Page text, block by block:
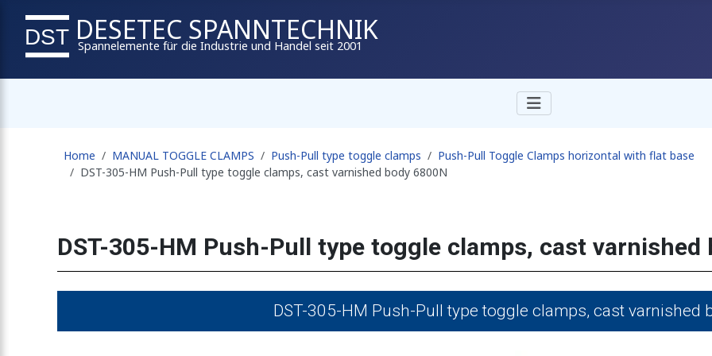
DESETEC SPANNTECHNIK
Spannelemente für die Industrie und Handel seit 2001
Home MANUAL TOGGLE CLAMPS Push-Pull type toggle clamps
Push-Pull Toggle Clamps horizontal with flat base
DST-305-HM Push-Pull type toggle clamps, cast varnished body 6800N
DST-305-HM Push-Pull type toggle clamps, cast varnished
DST-305-HM Push-Pull type toggle clamps, cast varnished